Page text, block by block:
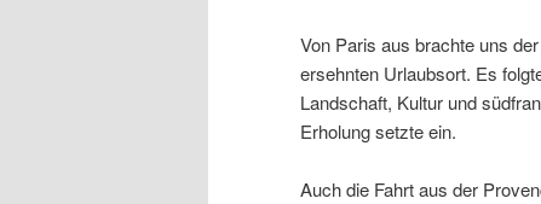
Von Paris aus brachte uns
ersehnten Urlaubsort. Es
Landschaft, Kultur und
Erholung setzte ein.
Auch die Fahrt aus der